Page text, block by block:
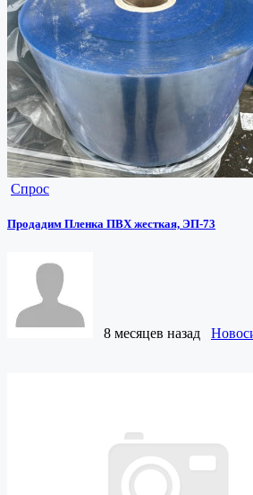
Спрос
Продадим Пленка ПВХ жесткая, ЭП-73
8 месяцев назад